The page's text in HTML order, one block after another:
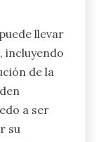
los